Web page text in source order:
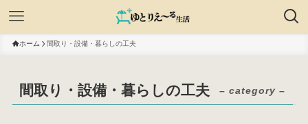
ホーム 間取り・設備・暮らしの工夫
間取り・設備・暮らしの工夫 – category –